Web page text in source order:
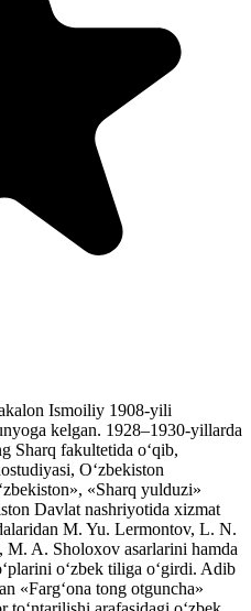
Ismoiliy 1908-yili
kelgan. 1928–1930-yillarda
Sharq fakultetida o‘qib,
O‘zbekiston
«Sharq yulduzi»
Davlat nashriyotida xizmat
M. Yu. Lermontov, L. N.
A. Sholoxov asarlarini hamda
o‘zbek tiliga o‘girdi. Adib
«Farg‘ona tong otguncha»